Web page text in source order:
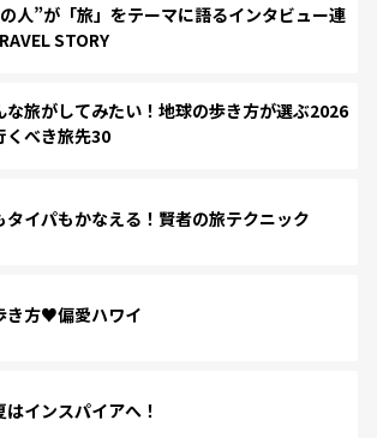
人”が「旅」をテーマに語るインタビュー連
STORY
な旅がしてみたい！地球の歩き方が選ぶ2026
くべき旅先30
タイパもかなえる！賢者の旅テクニック
き方♥偏愛ハワイ
はインスパイアへ！